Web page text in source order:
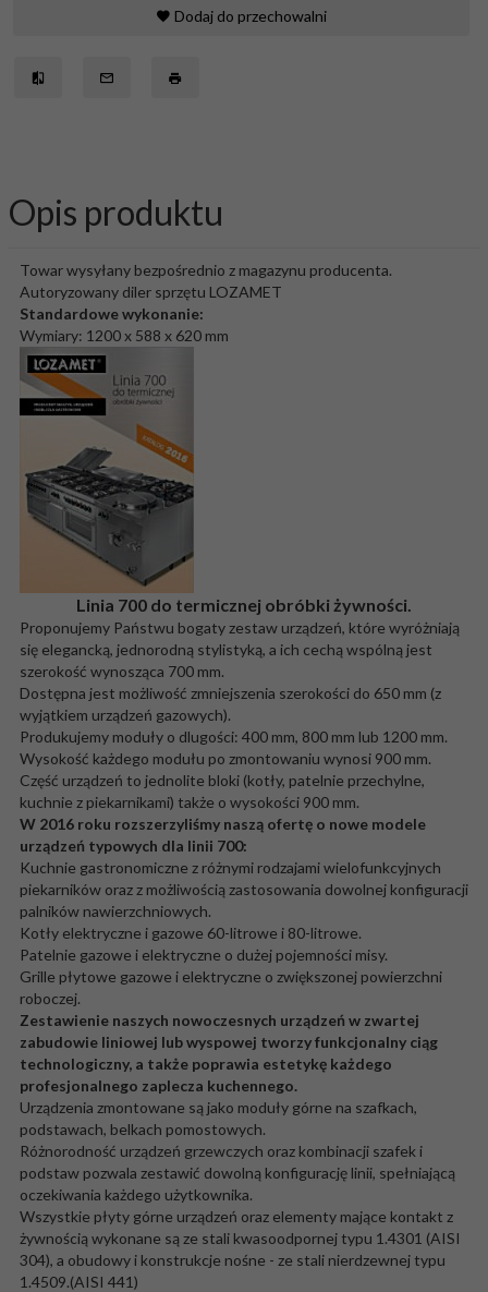
Dodaj do przechowalni
Opis produktu
Towar wysyłany bezpośrednio z magazynu producenta.
Autoryzowany diler sprzętu LOZAMET
Standardowe wykonanie:
Wymiary: 1200 x 588 x 620 mm
Linia 700 do termicznej obróbki żywności.
Proponujemy Państwu bogaty zestaw urządzeń, które wyróżniają
się elegancką, jednorodną stylistyką, a ich cechą wspólną jest
szerokość wynosząca 700 mm.
Dostępna jest możliwość zmniejszenia szerokości do 650 mm (z
wyjątkiem urządzeń gazowych).
Produkujemy moduły o dlugości: 400 mm, 800 mm lub 1200 mm.
Wysokość każdego modułu po zmontowaniu wynosi 900 mm.
Część urządzeń to jednolite bloki (kotły, patelnie przechylne,
kuchnie z piekarnikami) także o wysokości 900 mm.
W 2016 roku rozszerzyliśmy naszą ofertę o nowe modele
urządzeń typowych dla linii 700:
Kuchnie gastronomiczne z różnymi rodzajami wielofunkcyjnych
piekarników oraz z możliwością zastosowania dowolnej konfiguracji
palników nawierzchniowych.
Kotły elektryczne i gazowe 60-litrowe i 80-litrowe.
Patelnie gazowe i elektryczne o dużej pojemności misy.
Grille płytowe gazowe i elektryczne o zwiększonej powierzchni
roboczej.
Zestawienie naszych nowoczesnych urządzeń w zwartej
zabudowie liniowej lub wyspowej tworzy funkcjonalny ciąg
technologiczny, a także poprawia estetykę każdego
profesjonalnego zaplecza kuchennego.
Urządzenia zmontowane są jako moduły górne na szafkach,
podstawach, belkach pomostowych.
Różnorodność urządzeń grzewczych oraz kombinacji szafek i
podstaw pozwala zestawić dowolną konfigurację linii, spełniającą
oczekiwania każdego użytkownika.
Wszystkie płyty górne urządzeń oraz elementy mające kontakt z
żywnością wykonane są ze stali kwasoodpornej typu 1.4301 (AISI
304), a obudowy i konstrukcje nośne - ze stali nierdzewnej typu
1.4509.(AISI 441)